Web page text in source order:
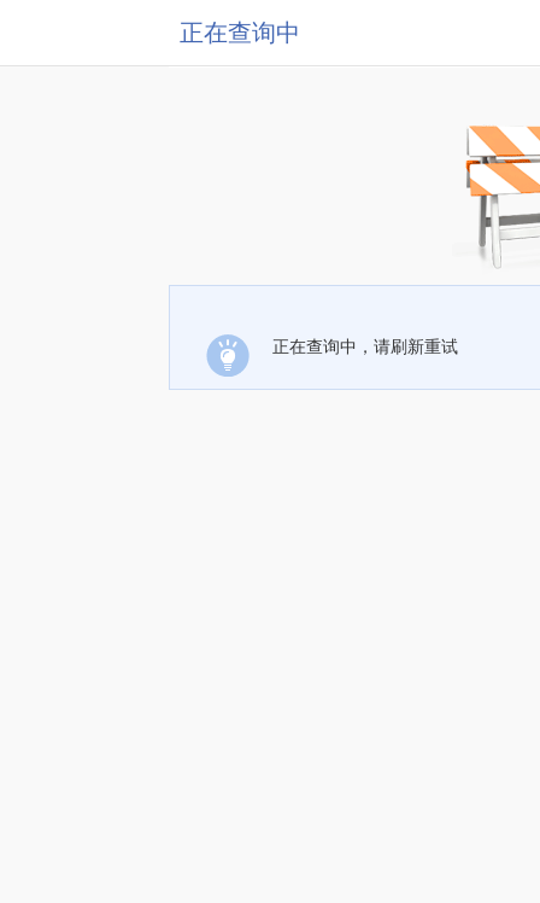
正在查询中
正在查询中，请刷新重试